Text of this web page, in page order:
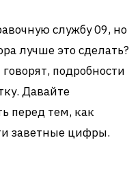
службу 09, но
лучше это сделать?
подробности
Давайте
перед тем, как
заветные цифры.